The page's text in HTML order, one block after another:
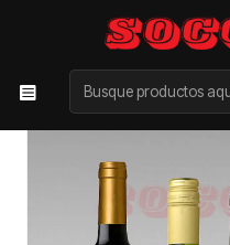
Inicio
Doña